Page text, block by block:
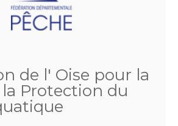
de l' Oise pour la
Protection du